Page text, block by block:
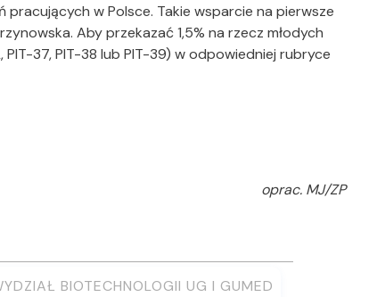
pracujących w Polsce. Takie wsparcie na pierwsze
Aby przekazać 1,5% na rzecz młodych
37, PIT-38 lub PIT-39) w odpowiedniej rubryce
oprac. MJ/ZP
BIOTECHNOLOGII UG I GUMED